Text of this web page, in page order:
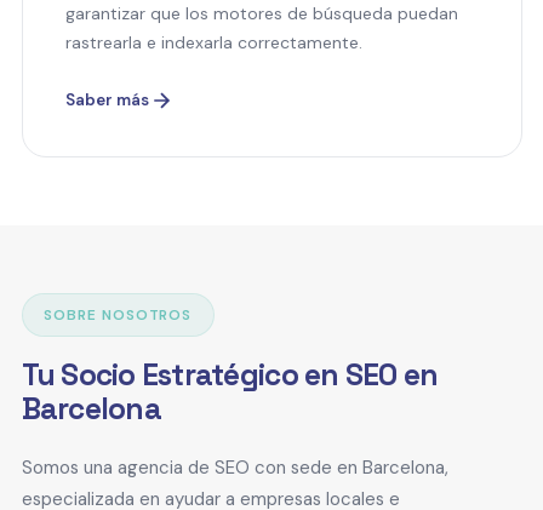
garantizar que los motores de búsqueda puedan
rastrearla e indexarla correctamente.
Saber más
SOBRE NOSOTROS
Tu Socio Estratégico en SEO en
Barcelona
Somos una agencia de SEO con sede en Barcelona,
especializada en ayudar a empresas locales e